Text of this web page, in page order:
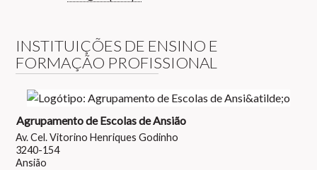
INSTITUIÇÕES DE ENSINO E
FORMAÇÃO PROFISSIONAL
Agrupamento de Escolas de Ansião
Av. Cel. Vitorino Henriques Godinho
3240-154
Ansião